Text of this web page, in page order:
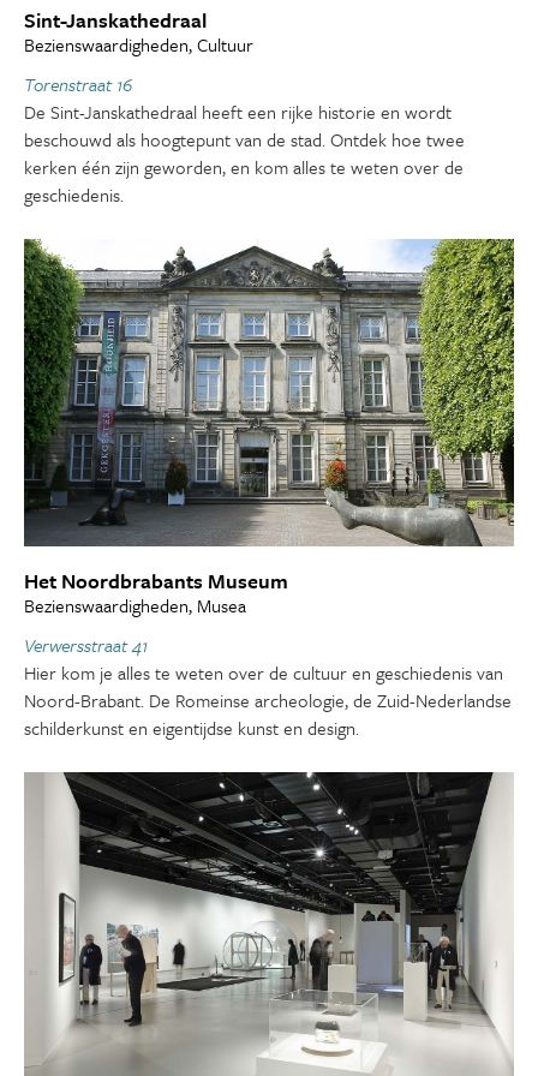
Sint-Janskathedraal
Bezienswaardigheden, Cultuur
Torenstraat 16
De Sint-Janskathedraal heeft een rijke historie en wordt
beschouwd als hoogtepunt van de stad. Ontdek hoe twee
kerken één zijn geworden, en kom alles te weten over de
geschiedenis.
Het Noordbrabants Museum
Bezienswaardigheden, Musea
Verwersstraat 41
Hier kom je alles te weten over de cultuur en geschiedenis van
Noord-Brabant. De Romeinse archeologie, de Zuid-Nederlandse
schilderkunst en eigentijdse kunst en design.